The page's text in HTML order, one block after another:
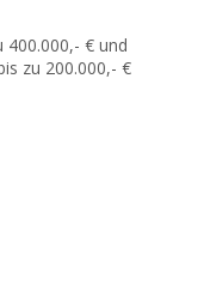
400.000,- € und
zu 200.000,- €